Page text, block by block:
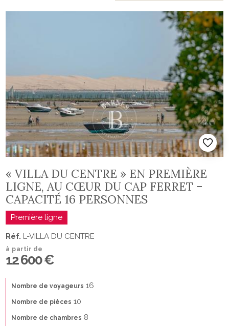
« VILLA DU CENTRE » EN PREMIÈRE
LIGNE, AU CŒUR DU CAP FERRET –
CAPACITÉ 16 PERSONNES
Première ligne
Réf. L-VILLA DU CENTRE
à partir de
12 600 €
Nombre de voyageurs 16
Nombre de pièces 10
Nombre de chambres 8